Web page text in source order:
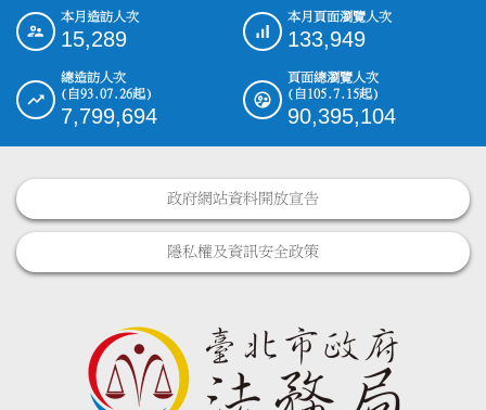
::: 本月造訪人次
15,289
本月頁面瀏覽人次
133,949
總造訪人次
(自93.07.26起)
7,799,694
頁面總瀏覽人次
(自105.7.15起)
90,395,104
政府網站資料開放宣告
隱私權及資訊安全政策